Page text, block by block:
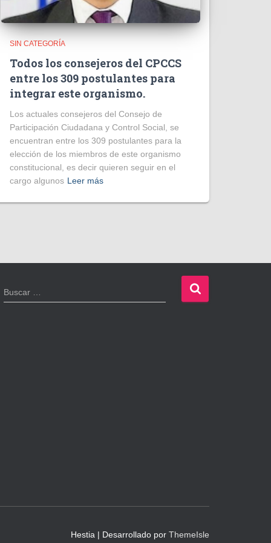
SIN CATEGORÍA
Todos los consejeros del CPCCS
entre los 309 postulantes para
integrar este organismo.
Los actuales consejeros del Consejo de
Participación Ciudadana y Control Social, se
encuentran entre los 309 postulantes para la
elección de los miembros de este organismo
constitucional, es decir quieren seguir en el
cargo algunos Leer más
B
u
Buscar …
Hestia | Desarrollado por ThemeIsle